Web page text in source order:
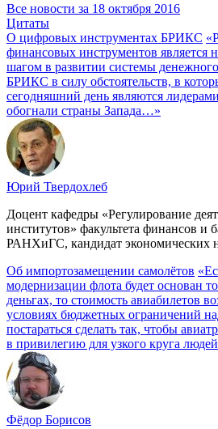
Все новости за 18 октября 2016
Цитаты
О цифровых инструментах БРИКС
финансовых инструментов является
шагом в развитии системы
БРИКС в силу обстоятельств, в
сегодняшний день являются
обогнали страны Запада…»
Юрий Твердохлеб
Доцент кафедры «Регулирование
институтов» факультета финансов и
РАНХиГС, кандидат экономических
Об импортозамещении самолётов
модернизации флота будет основан
деньгах, то стоимость авиабилетов
условиях бюджетных ограничений
постараться сделать так, чтобы
в привилегию для узкого круга
Фёдор Борисов